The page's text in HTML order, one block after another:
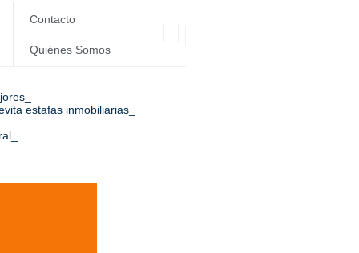
Contacto
Quiénes Somos
estafas inmobiliarias